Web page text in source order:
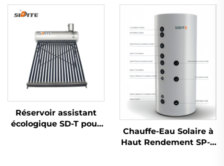
Inverseur DC Complet
Marque japonaise avec
technologie Inverter +
EVI Pompe à chaleur
Écologique Source
d'Air pour Bureau
Domicile Espaces
Commerciaux
Silencieuse
Réservoir assistant
écologique SD-T pour
Chauffe-Eau Solaire à
Haut Rendement SP-T